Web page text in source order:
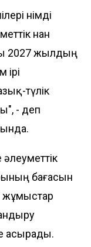
өнімді
нан
2027 жылдың
ірі
түлік
- деп
бағасын
жұмыстар
асырады.